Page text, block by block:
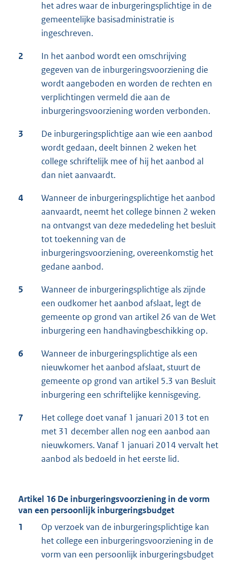
het adres waar de inburgeringsplichtige in de
gemeentelijke basisadministratie is
ingeschreven.
2
In het aanbod wordt een omschrijving
gegeven van de inburgeringsvoorziening die
wordt aangeboden en worden de rechten en
verplichtingen vermeld die aan de
inburgeringsvoorziening worden verbonden.
3
De inburgeringsplichtige aan wie een aanbod
wordt gedaan, deelt binnen 2 weken het
college schriftelijk mee of hij het aanbod al
dan niet aanvaardt.
4
Wanneer de inburgeringsplichtige het aanbod
aanvaardt, neemt het college binnen 2 weken
na ontvangst van deze mededeling het besluit
tot toekenning van de
inburgeringsvoorziening, overeenkomstig het
gedane aanbod.
5
Wanneer de inburgeringsplichtige als zijnde
een oudkomer het aanbod afslaat, legt de
gemeente op grond van artikel 26 van de Wet
inburgering een handhavingbeschikking op.
6
Wanneer de inburgeringsplichtige als een
nieuwkomer het aanbod afslaat, stuurt de
gemeente op grond van artikel 5.3 van Besluit
inburgering een schriftelijke kennisgeving.
7
Het college doet vanaf 1 januari 2013 tot en
met 31 december allen nog een aanbod aan
nieuwkomers. Vanaf 1 januari 2014 vervalt het
aanbod als bedoeld in het eerste lid.
Artikel 16 De inburgeringsvoorziening in de vorm
van een persoonlijk inburgeringsbudget
1
Op verzoek van de inburgeringsplichtige kan
het college een inburgeringsvoorziening in de
vorm van een persoonlijk inburgeringsbudget